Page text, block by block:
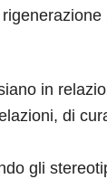
in
di
gli